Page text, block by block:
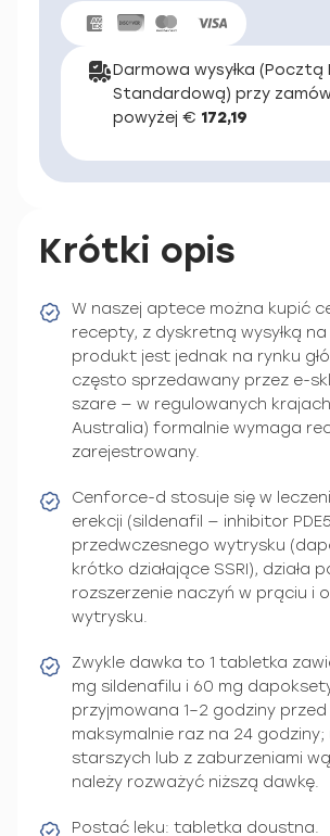
Darmowa wysyłka (Pocztą
Standardową) przy
powyżej € 172,19
Krótki opis
W naszej aptece można kupić
recepty, z dyskretną wysyłką
produkt jest jednak na rynku
często sprzedawany przez e-
szare — w regulowanych krajach
Australia) formalnie wymaga
zarejestrowany.
Cenforce-d stosuje się w
erekcji (sildenafil — inhibitor
przedwczesnego wytrysku
krótko działające SSRI), działa
rozszerzenie naczyń w prąciu i
wytrysku.
Zwykle dawka to 1 tabletka
mg sildenafilu i 60 mg
przyjmowana 1–2 godziny
maksymalnie raz na 24 godziny;
starszych lub z zaburzeniami
należy rozważyć niższą dawkę.
Postać leku: tabletka doustna.